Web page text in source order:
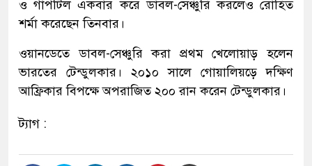
ও গাপটিল একবার করে ডাবল-সেঞ্চুরি করলেও রোহিত
শর্মা করেছেন তিনবার।
ওয়ানডেতে ডাবল-সেঞ্চুরি করা প্রথম খেলোয়াড় হলেন
ভারতের টেন্ডুলকার। ২০১০ সালে গোয়ালিয়ড়ে দক্ষিণ
আফ্রিকার বিপক্ষে অপরাজিত ২০০ রান করেন টেন্ডুলকার।
ট্যাগ :